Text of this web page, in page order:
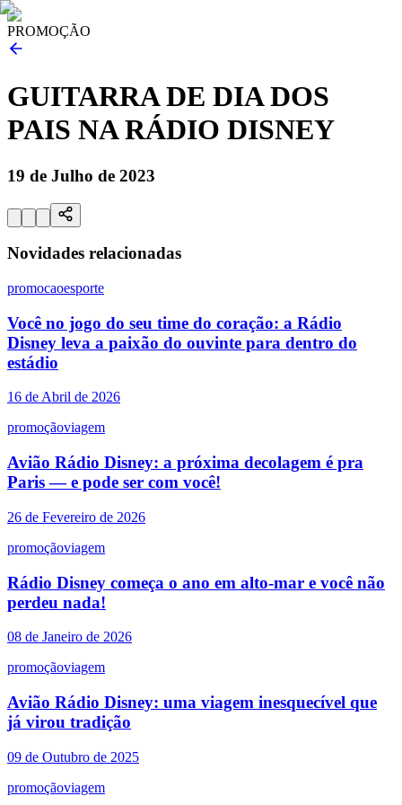
PROMOÇÃO
GUITARRA DE DIA DOS
PAIS NA RÁDIO DISNEY
19 de Julho de 2023
Novidades relacionadas
promocaoesporte
Você no jogo do seu time do coração: a Rádio
Disney leva a paixão do ouvinte para dentro do
estádio
16 de Abril de 2026
promoçãoviagem
Avião Rádio Disney: a próxima decolagem é pra
Paris — e pode ser com você!
26 de Fevereiro de 2026
promoçãoviagem
Rádio Disney começa o ano em alto‑mar e você não
perdeu nada!
08 de Janeiro de 2026
promoçãoviagem
Avião Rádio Disney: uma viagem inesquecível que
já virou tradição
09 de Outubro de 2025
promoçãoviagem